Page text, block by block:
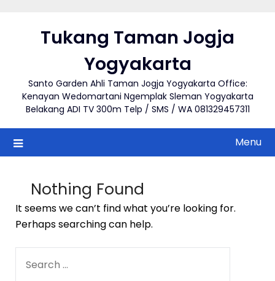
Tukang Taman Jogja
Yogyakarta
Santo Garden Ahli Taman Jogja Yogyakarta Office:
Kenayan Wedomartani Ngemplak Sleman Yogyakarta
Belakang ADI TV 300m Telp / SMS / WA 081329457311
Menu
Nothing Found
It seems we can’t find what you’re looking for.
Perhaps searching can help.
FOR: